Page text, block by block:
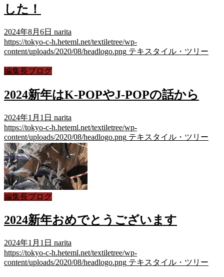
した！
2024年8月6日 narita
https://tokyo-c-h.heteml.net/textiletree/wp-
content/uploads/2020/08/headlogo.png テキスタイル・ツリー
編集長ブログ
2024新年はK-POPやJ-POPの話から
2024年1月1日 narita
https://tokyo-c-h.heteml.net/textiletree/wp-
content/uploads/2020/08/headlogo.png テキスタイル・ツリー
編集長ブログ
2024新年おめでとうございます
2024年1月1日 narita
https://tokyo-c-h.heteml.net/textiletree/wp-
content/uploads/2020/08/headlogo.png テキスタイル・ツリー